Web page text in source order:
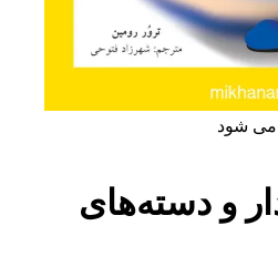
شود
و دسته‌های